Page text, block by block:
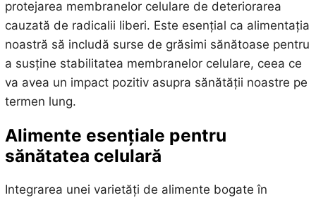
protejarea membranelor celulare de deteriorarea
cauzată de radicalii liberi. Este esențial ca alimentația
noastră să includă surse de grăsimi sănătoase pentru
a susține stabilitatea membranelor celulare, ceea ce
va avea un impact pozitiv asupra sănătății noastre pe
termen lung.
Alimente esențiale pentru
sănătatea celulară
Integrarea unei varietăți de alimente bogate în